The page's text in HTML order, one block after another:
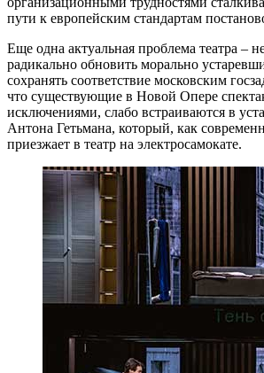
пути к европейским стандартам
Еще одна актуальная проблема театра –
радикально обновить морально
сохранять соответствие московским
что существующие в Новой Опере
исключениями, слабо встраиваются в
Антона Гетьмана, который, как
приезжает в театр на электросамокате.